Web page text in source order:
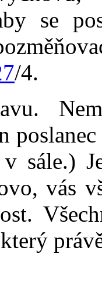
se
/4.
sále.)
vás